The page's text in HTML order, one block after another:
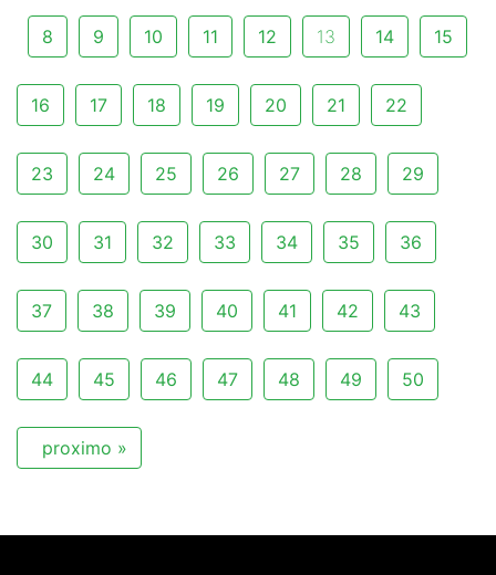
8 9 10 11 12 13 14 15
16 17 18 19 20 21 22
23 24 25 26 27 28 29
30 31 32 33 34 35 36
37 38 39 40 41 42 43
44 45 46 47 48 49 50
proximo »